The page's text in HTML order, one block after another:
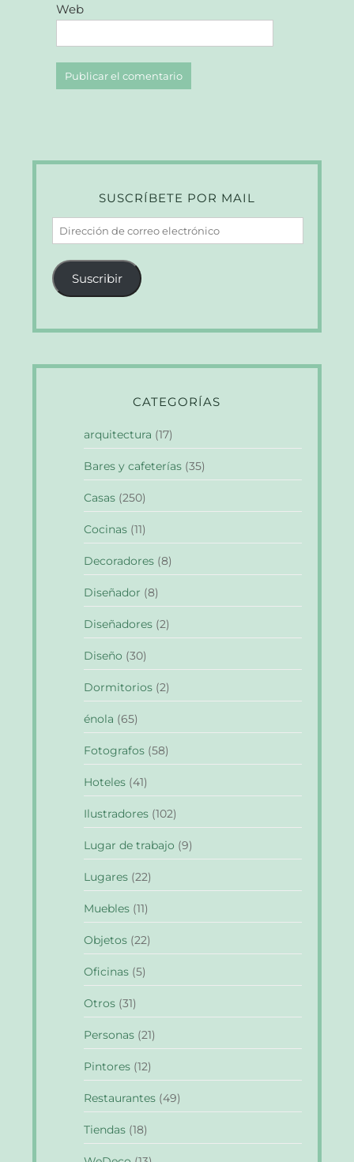
Web
SUSCRÍBETE POR MAIL
Dirección
de
correo
electrónico
Suscribir
CATEGORÍAS
arquitectura (17)
Bares y cafeterías (35)
Casas (250)
Cocinas (11)
Decoradores (8)
Diseñador (8)
Diseñadores (2)
Diseño (30)
Dormitorios (2)
énola (65)
Fotografos (58)
Hoteles (41)
Ilustradores (102)
Lugar de trabajo (9)
Lugares (22)
Muebles (11)
Objetos (22)
Oficinas (5)
Otros (31)
Personas (21)
Pintores (12)
Restaurantes (49)
Tiendas (18)